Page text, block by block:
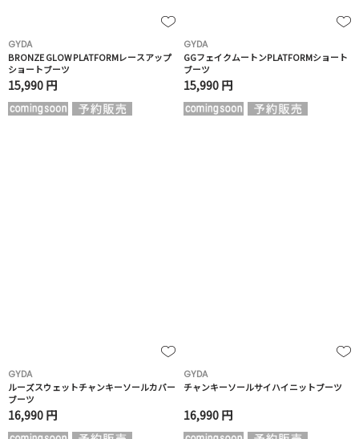
GYDA
BRONZE GLOW PLATFORMレースアップ
ショートブーツ
15,990 円
GYDA
GGフェイクムートンPLATFORMショート
ブーツ
15,990 円
GYDA
ルーズスウェットチャンキーソールカバー
ブーツ
16,990 円
GYDA
チャンキーソールサイハイニットブーツ
16,990 円